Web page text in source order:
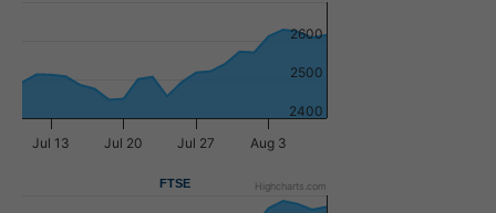
Jul 13 Jul 20 Jul 27 Aug 3
2400
2500
2600
FTSE Highcharts.com